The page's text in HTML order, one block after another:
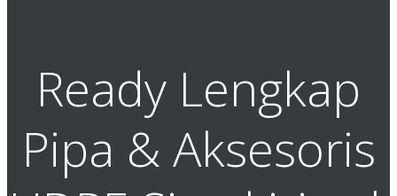
Ready Lengkap
Pipa & Aksesoris